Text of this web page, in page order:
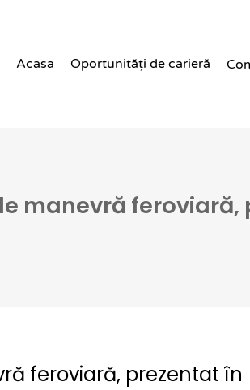
Acasa Oportunități de carieră
manevră
feroviară, prezentat în